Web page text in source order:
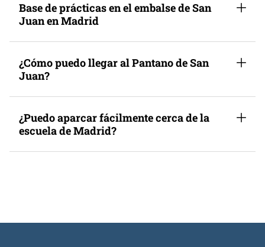
Base de prácticas en el embalse de San
Juan en Madrid
¿Cómo puedo llegar al Pantano de San
Juan?
¿Puedo aparcar fácilmente cerca de la
escuela de Madrid?